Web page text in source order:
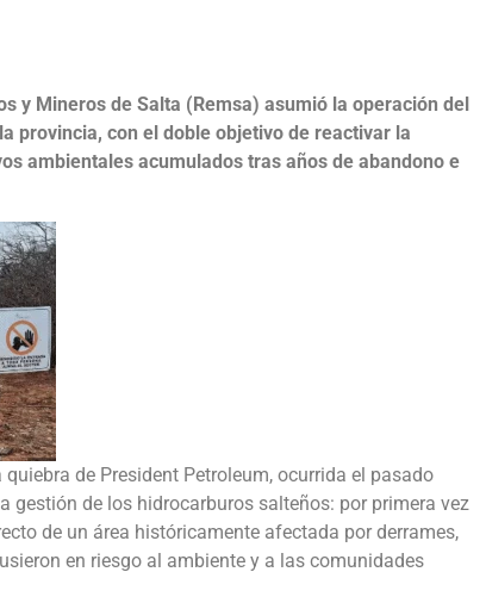
y Mineros de Salta (Remsa) asumió la operación del
provincia, con el doble objetivo de reactivar la
ambientales acumulados tras años de abandono e
de President Petroleum, ocurrida el pasado
gestión de los hidrocarburos salteños: por primera vez
de un área históricamente afectada por derrames,
en riesgo al ambiente y a las comunidades